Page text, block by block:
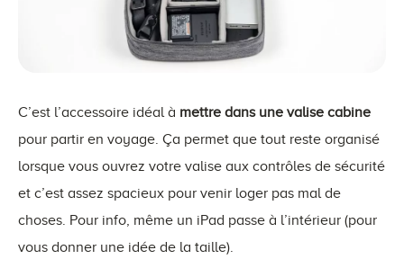
C’est l’accessoire idéal à mettre dans une valise cabine
pour partir en voyage. Ça permet que tout reste organisé
lorsque vous ouvrez votre valise aux contrôles de sécurité
et c’est assez spacieux pour venir loger pas mal de
choses. Pour info, même un iPad passe à l’intérieur (pour
vous donner une idée de la taille).